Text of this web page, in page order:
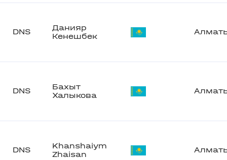
DNS
Данияр
Кенешбек
DNS
Бахыт
Халыкова
DNS
Khanshaiym
Zhaisan